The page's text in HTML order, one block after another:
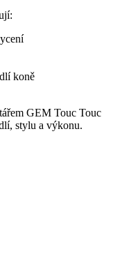
koně
GEM Touc Touc
stylu a výkonu.